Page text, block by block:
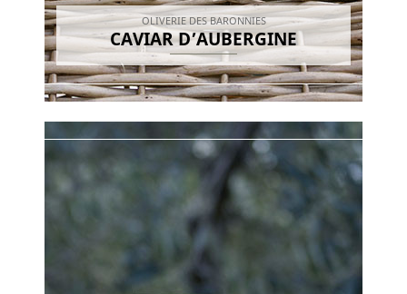
OLIVERIE DES BARONNIES
CAVIAR D’AUBERGINE